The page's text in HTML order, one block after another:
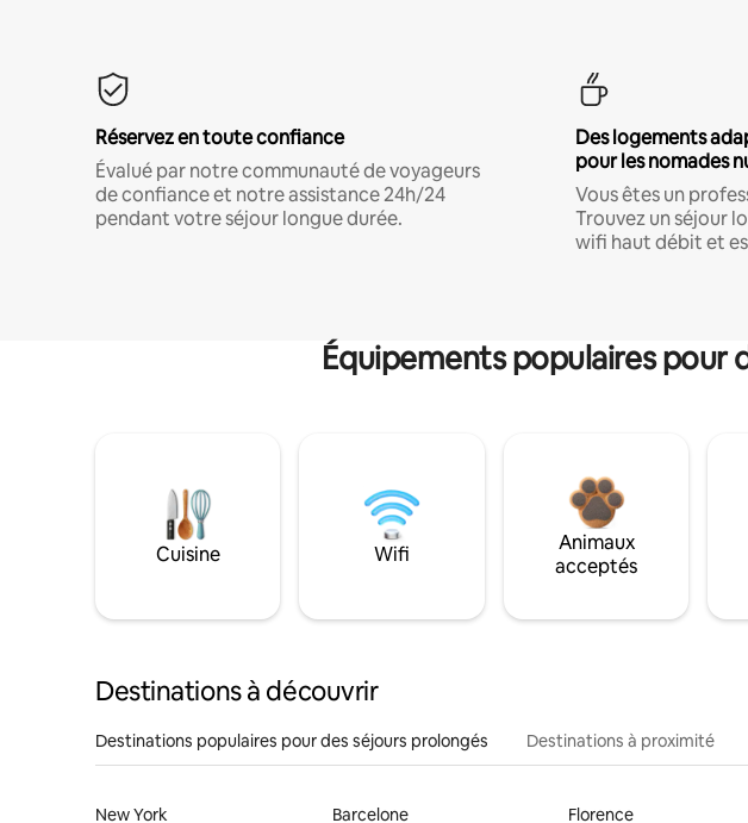
Réservez en toute confiance
Évalué par notre communauté de voyageurs
de confiance et notre assistance 24h/24
pendant votre séjour longue durée.
Des logements
pour les nomades
Vous êtes un
Trouvez un séjour
wifi haut débit et
Équipements populaires pour
Cuisine Wifi
Animaux
acceptés
Destinations à découvrir
Destinations populaires pour des séjours prolongés Destinations à proximité
New York Barcelone Florence